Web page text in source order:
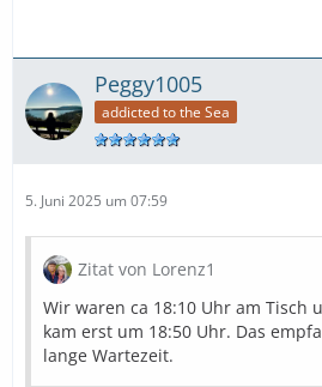
Peggy1005
addicted to the Sea
5. Juni 2025 um 07:59
Zitat von Lorenz1
Wir waren ca 18:10 Uhr am Tisch
kam erst um 18:50 Uhr. Das
lange Wartezeit.